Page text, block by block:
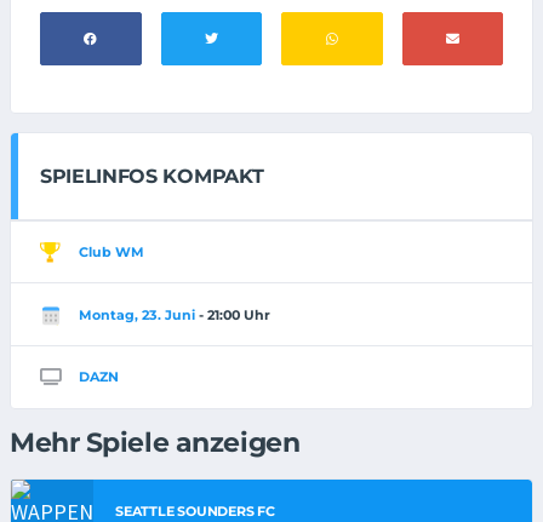
SPIELINFOS KOMPAKT
Club WM
Montag, 23. Juni - 21:00 Uhr
DAZN
Mehr Spiele anzeigen
SEATTLE SOUNDERS FC